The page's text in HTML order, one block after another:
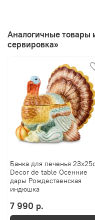
Аналогичные товары
сервировка»
Банка для печенья
Decor de table Осенние
дары Рождественская
индюшка
7 990 р.